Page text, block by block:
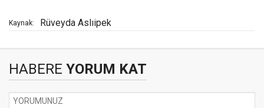
Kaynak: Rüveyda Aslıipek
HABERE YORUM KAT